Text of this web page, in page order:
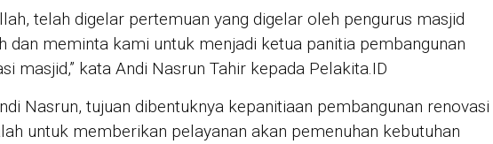
telah digelar pertemuan yang digelar oleh pengurus masjid
dan meminta kami untuk menjadi ketua panitia pembangunan
masjid,” kata Andi Nasrun Tahir kepada Pelakita.ID
Nasrun, tujuan dibentuknya kepanitiaan pembangunan renovasi
untuk memberikan pelayanan akan pemenuhan kebutuhan